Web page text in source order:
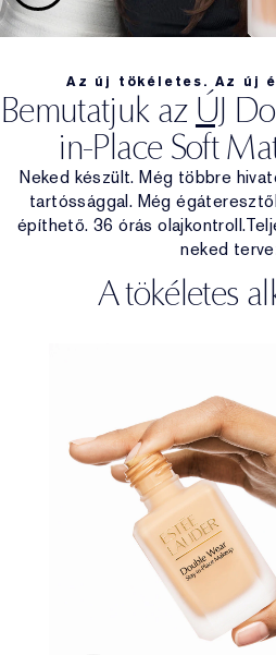
Az új tökéletes. Az új
Bemutatjuk az ÚJ
in-Place Soft
Neked készült. Még többre
tartóssággal. Még
építhető. 36 órás
neked
A tökéletes